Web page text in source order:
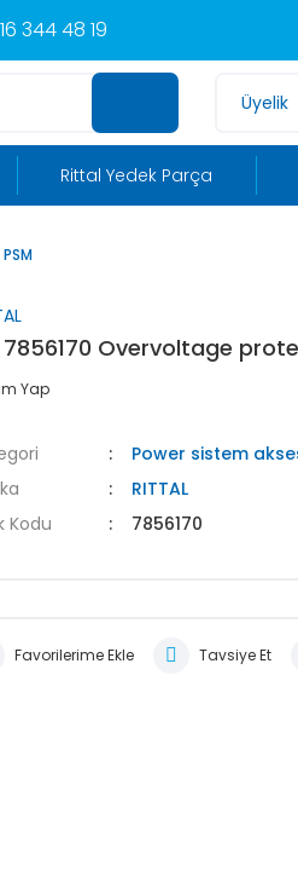
344 48 19
Üyelik
Rittal Yedek Parça
7856170 Overvoltage
Yap
Power sistem
RITTAL
Kodu
7856170
Tavsiye Et